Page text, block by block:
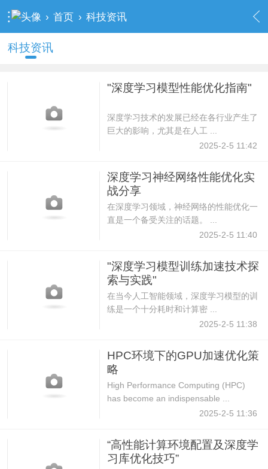
› 首页 › 科技资讯
科技资讯
"深度学习模型性能优化指南"
深度学习技术的发展已经在各行业产生了
巨大的影响，尤其是在人工 ...
2025-2-5 11:42
深度学习神经网络性能优化实
战分享
在深度学习领域，神经网络的性能优化一
直是一个备受关注的话题。 ...
2025-2-5 11:40
"深度学习模型训练加速技术探
索与实践"
在当今人工智能领域，深度学习模型的训
练是一个十分耗时和计算密 ...
2025-2-5 11:38
HPC环境下的GPU加速优化策
略
High Performance Computing (HPC)
has become an indispensable ...
2025-2-5 11:36
“高性能计算环境配置及深度学
习库优化技巧”